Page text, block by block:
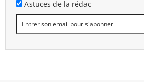
Astuces de la rédac